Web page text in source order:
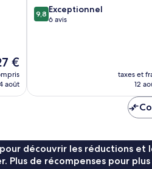
€
août
9.8
sur
9,8 Exceptionnel
6 avis
taxes et
12
découvrir les réductions et
Plus de récompenses pour plus